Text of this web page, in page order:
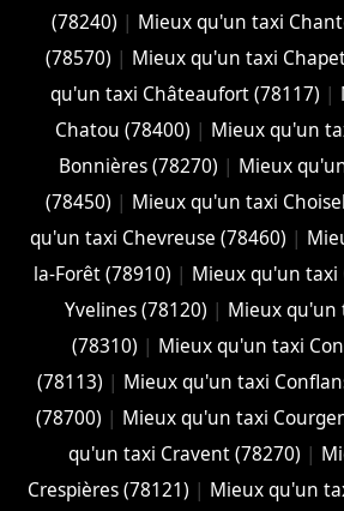
(78240) | Mieux qu'un taxi
(78570) | Mieux qu'un taxi
qu'un taxi Châteaufort (78117) |
Chatou (78400) | Mieux qu'un
Bonnières (78270) | Mieux
(78450) | Mieux qu'un taxi
qu'un taxi Chevreuse (78460) |
la-Forêt (78910) | Mieux qu'un
Yvelines (78120) | Mieux qu'un
(78310) | Mieux qu'un taxi
(78113) | Mieux qu'un taxi
(78700) | Mieux qu'un taxi
qu'un taxi Cravent (78270) |
Crespières (78121) | Mieux qu'un